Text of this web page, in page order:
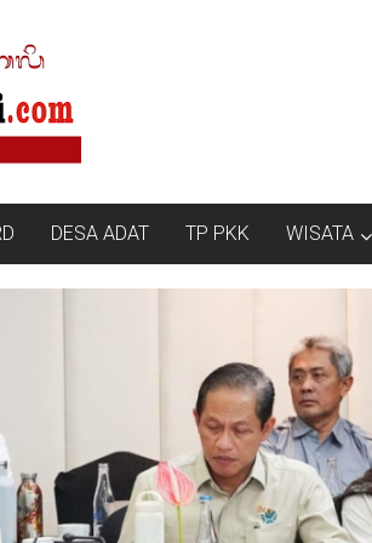
DESA ADAT TP PKK WISATA